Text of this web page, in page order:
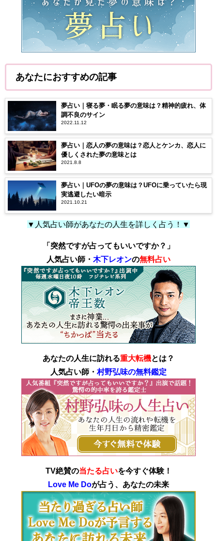
あなたにおすすめの記事
夢占い｜寝る夢・眠る夢の意味は？精神的疲れ、体
調不良のサイン
2022.11.12
夢占い｜恋人の夢の意味は？恋人とケンカ、恋人に
優しくされた夢の意味とは
2021.8.8
夢占い｜UFOの夢の意味は？UFOに乗っていたら現
実逃避したい暗示
2021.10.21
▼人気占い師があなたの人生を詳しく占う！▼
「突然ですが占ってもいいですか？」
人気占い師・ 木下レオンの無料占い
あなたの人生に訪れる重大転機とは？
人気占い師・ 村野弘味の無料鑑定
TV絶賛の当たる占いを今すぐ体験！
Love Me Doが占う、あなたの未来